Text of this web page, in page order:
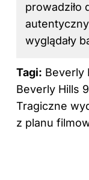
prowadziło
wyglądały
Tagi: Beverly
Beverly Hills
Tragiczne
z planu